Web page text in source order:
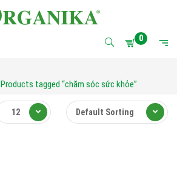
0
Products tagged “chăm sóc sức khỏe”
Default Sorting
12